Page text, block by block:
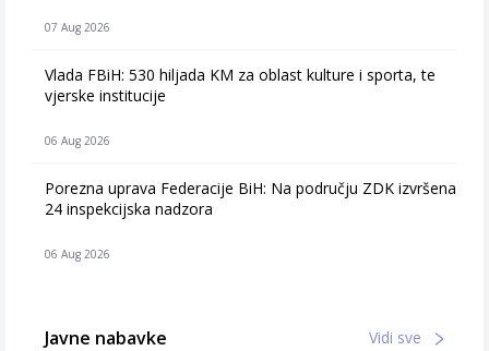
07 Aug 2026
Vlada FBiH: 530 hiljada KM za oblast kulture i sporta, te
vjerske institucije
06 Aug 2026
Porezna uprava Federacije BiH: Na području ZDK izvršena
24 inspekcijska nadzora
06 Aug 2026
Javne nabavke Vidi sve